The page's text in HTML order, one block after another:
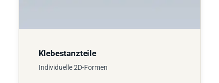
Klebestanzteile
Individuelle 2D-Formen